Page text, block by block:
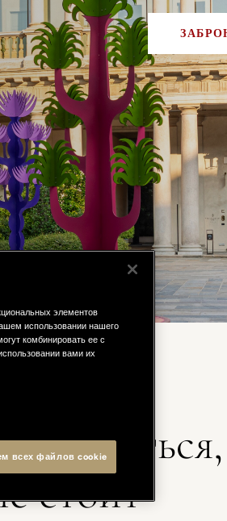
делиться,
стоит
элементов
использовании нашего
комбинировать ее с
вами их
всех файлов cookie